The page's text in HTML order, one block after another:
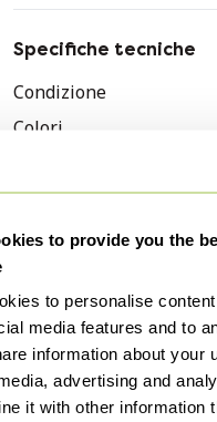
to provide you the
to personalise
media features and to
information about your
advertising and
it with other information
l'autore della scultura
si può acquistare con
prima opera a soli 15
ricercati al mondo -
Colissimo con firma
Specifiche tecniche
Condizione
Colori
Numero di articoli
Orientamento
Altezza
Larghezza